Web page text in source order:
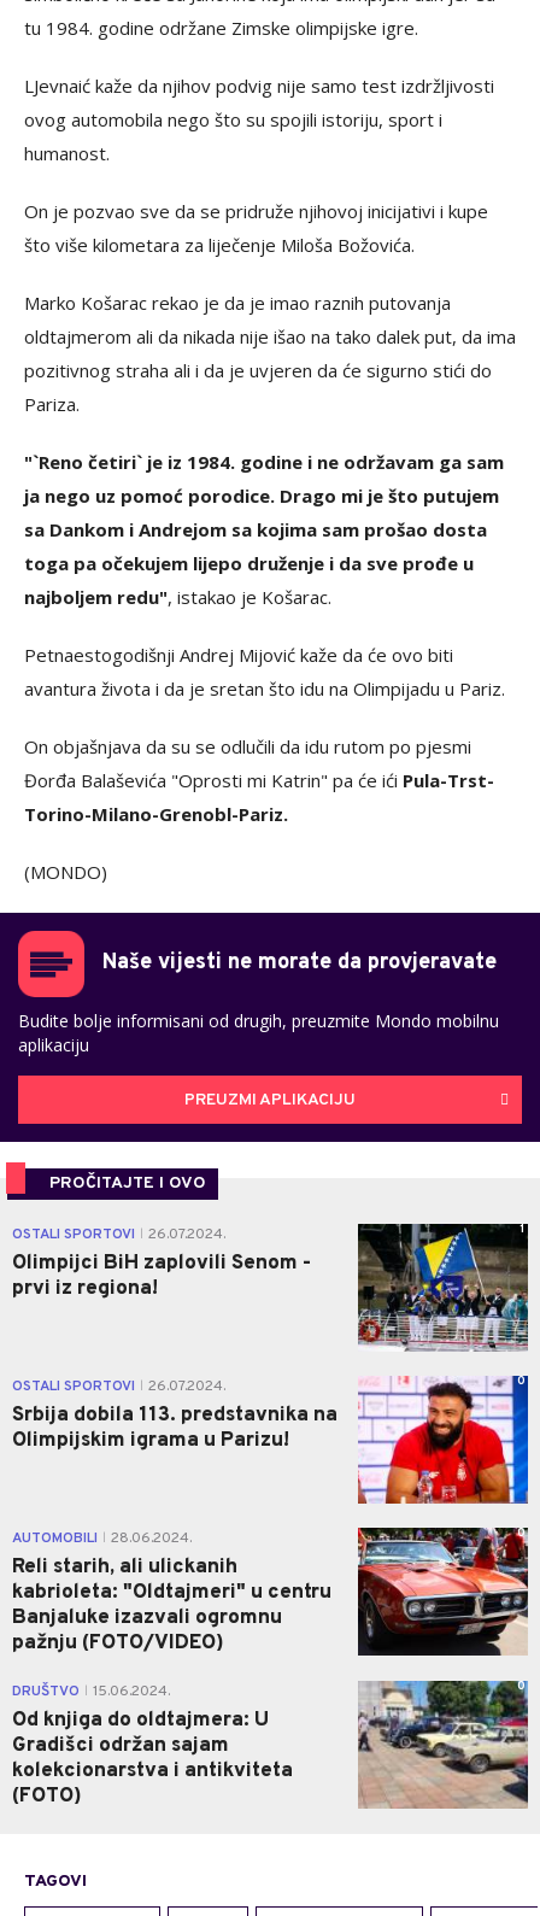
tu 1984. godine održane Zimske olimpijske igre.
LJevnaić kaže da njihov podvig nije samo test izdržljivosti
ovog automobila nego što su spojili istoriju, sport i
humanost.
On je pozvao sve da se pridruže njihovoj inicijativi i kupe
što više kilometara za liječenje Miloša Božovića.
Marko Košarac rekao je da je imao raznih putovanja
oldtajmerom ali da nikada nije išao na tako dalek put, da ima
pozitivnog straha ali i da je uvjeren da će sigurno stići do
Pariza.
"`Reno četiri` je iz 1984. godine i ne održavam ga sam
ja nego uz pomoć porodice. Drago mi je što putujem
sa Dankom i Andrejom sa kojima sam prošao dosta
toga pa očekujem lijepo druženje i da sve prođe u
najboljem redu", istakao je Košarac.
Petnaestogodišnji Andrej Mijović kaže da će ovo biti
avantura života i da je sretan što idu na Olimpijadu u Pariz.
On objašnjava da su se odlučili da idu rutom po pjesmi
Đorđa Balaševića "Oprosti mi Katrin" pa će ići Pula-Trst-
Torino-Milano-Grenobl-Pariz.
(MONDO)
Naše vijesti ne morate da provjeravate
Budite bolje informisani od drugih, preuzmite Mondo mobilnu
aplikaciju
PREUZMI APLIKACIJU
PROČITAJTE I OVO
OSTALI SPORTOVI 26.07.2024.
Olimpijci BiH zaplovili Senom -
prvi iz regiona!
1
OSTALI SPORTOVI 26.07.2024.
Srbija dobila 113. predstavnika na
Olimpijskim igrama u Parizu!
0
AUTOMOBILI 28.06.2024.
Reli starih, ali ulickanih
kabrioleta: "Oldtajmeri" u centru
Banjaluke izazvali ogromnu
pažnju (FOTO/VIDEO)
0
DRUŠTVO 15.06.2024.
Od knjiga do oldtajmera: U
Gradišci održan sajam
kolekcionarstva i antikviteta
(FOTO)
0
TAGOVI